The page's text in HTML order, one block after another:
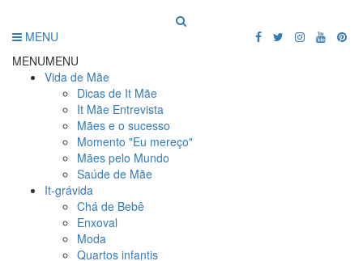
MENU
MENUMENU
Vida de Mãe
Dicas de It Mãe
It Mãe Entrevista
Mães e o sucesso
Momento "Eu mereço"
Mães pelo Mundo
Saúde de Mãe
It-grávida
Chá de Bebê
Enxoval
Moda
Quartos infantis